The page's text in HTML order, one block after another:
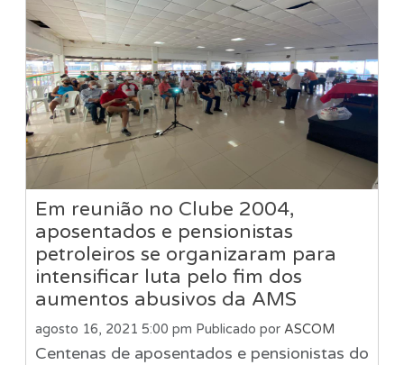
Em reunião no Clube 2004,
aposentados e pensionistas
petroleiros se organizaram para
intensificar luta pelo fim dos
aumentos abusivos da AMS
agosto 16, 2021 5:00 pm Publicado por ASCOM
Centenas de aposentados e pensionistas do